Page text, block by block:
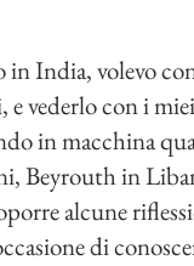
India, volevo
vederlo con i
in macchina
Beyrouth in
alcune
di